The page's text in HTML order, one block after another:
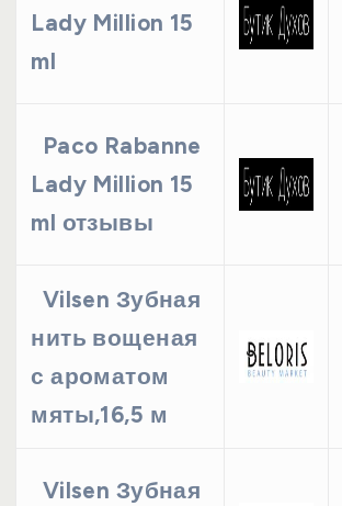
Lady Million 15
ml
Paco Rabanne
Lady Million 15
ml отзывы
Vilsen Зубная
нить вощеная
с ароматом
мяты,16,5 м
Vilsen Зубная